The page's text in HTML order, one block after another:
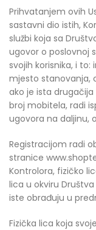
Prihvatanjem ovih
sastavni dio istih,
službi koja sa
ugovor o poslovnoj
svojih korisnika, i
mjesto stanovanja,
ako je ista
broj mobitela, radi
ugovora na daljinu,
Registracijom radi
stranice
Kontrolora, fizičko
lica u okviru
iste obrađuju u
Fizička lica koja